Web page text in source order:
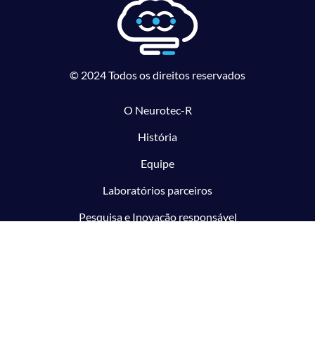
© 2024 Todos os direitos reservados
O Neurotec-R
História
Equipe
Laboratórios parceiros
Pesquisa e Inovação responsável